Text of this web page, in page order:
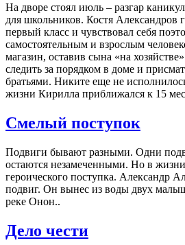
На дворе стоял июль – разгар
для школьников. Костя Александров
первый класс и чувствовал себя
самостоятельным и взрослым
магазин, оставив сына «на
следить за порядком в доме и
братьями. Никите еще не
жизни Кирилла приближался к 15
Смелый поступок
Подвиги бывают разными. Одни
остаются незамеченными. Но в жизни
героического поступка. Александр
подвиг. Он вынес из воды двух
реке Онон..
Дело чести